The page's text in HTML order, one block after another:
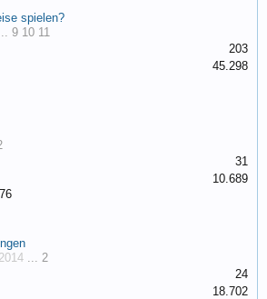
spielen?
9 10 11
203
45.298
31
10.689
... 2
24
18.702